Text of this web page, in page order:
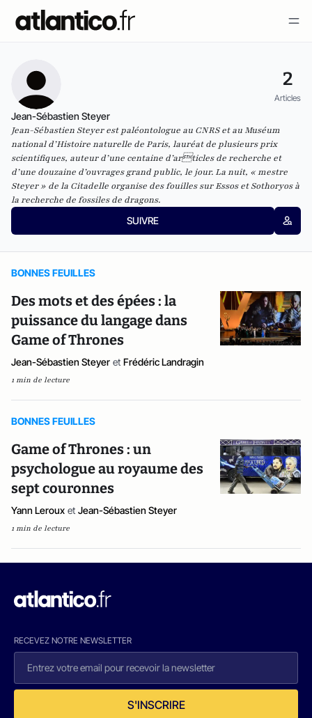
2
Articles
Jean-Sébastien Steyer
Jean-Sébastien Steyer est paléontologue au CNRS et au Muséum
national d’Histoire naturelle de Paris, lauréat de plusieurs prix
scientifiques, auteur d’une centaine d’articles de recherche et
d’une douzaine d’ouvrages grand public, le jour. La nuit, « mestre
Steyer » de la Citadelle organise des fouilles sur Essos et Sothoryos à
la recherche de fossiles de dragons.
SUIVRE
BONNES FEUILLES
Des mots et des épées : la
puissance du langage dans
Game of Thrones
Jean-Sébastien Steyer et Frédéric Landragin
1 min de lecture
BONNES FEUILLES
Game of Thrones : un
psychologue au royaume des
sept couronnes
Yann Leroux et Jean-Sébastien Steyer
1 min de lecture
RECEVEZ NOTRE NEWSLETTER
S'INSCRIRE